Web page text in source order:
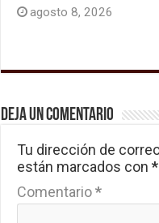
agosto 8, 2026
Deja un comentario
Tu dirección de
están marcados con *
Comentario*